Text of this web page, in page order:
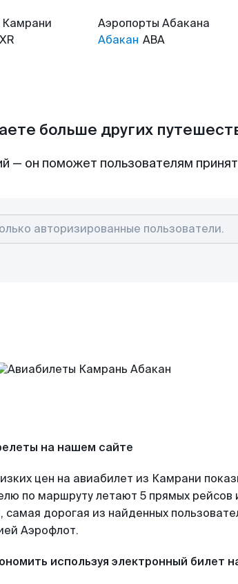
Камрани
Аэропорты Абакана
Абакан ABA
больше других
— он поможет пользователям
на нашем сайте
цен на авиабилет из Камрани
по маршруту летают 5 прямых рейсов
самая дорогая из найденных
Аэрофлот.
используя электронный билет